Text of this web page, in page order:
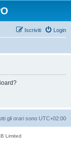
Login
Iscriviti
gli orari sono UTC+02:00
Limited